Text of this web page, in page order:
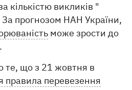
кількістю викликів "
За прогнозом НАН України,
може зрости до
те, що з 21 жовтня в
правила перевезення